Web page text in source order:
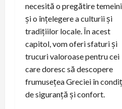
necesită o pregătire
și o înțelegere a culturii și
tradițiilor locale. În acest
capitol, vom oferi sfaturi și
trucuri valoroase pentru cei
care doresc să descopere
frumusețea Greciei în
de siguranță și confort.